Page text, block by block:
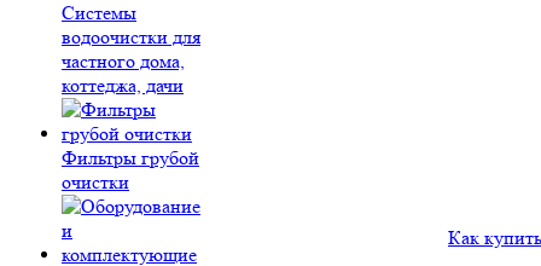
Системы
водоочистки для
частного дома,
коттеджа, дачи
Фильтры грубой
очистки
Как купить